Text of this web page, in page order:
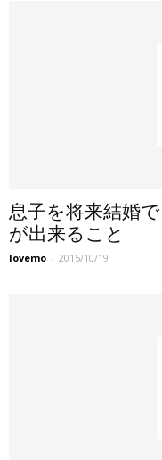
息子を将来結婚
が出来ること
lovemo - 2015/10/19